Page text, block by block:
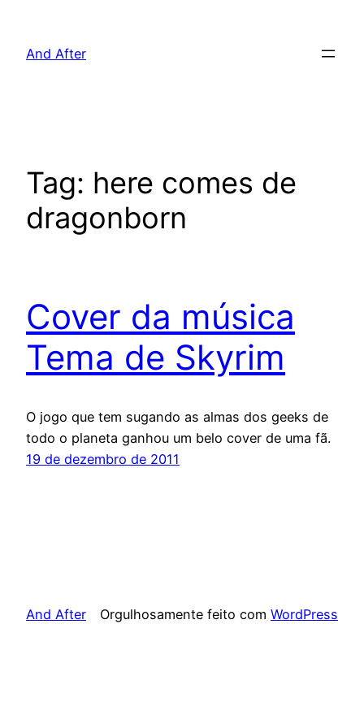
And After
Tag: here comes de
dragonborn
Cover da música
Tema de Skyrim
O jogo que tem sugando as almas dos geeks de
todo o planeta ganhou um belo cover de uma fã.
19 de dezembro de 2011
And After Orgulhosamente feito com WordPress